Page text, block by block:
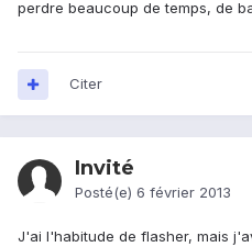
perdre beaucoup de temps, de
Citer
Invité
Posté(e) 6 février 2013
J'ai l'habitude de flasher, mais